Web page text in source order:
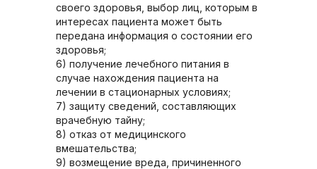
своего здоровья, выбор лиц, которым в
интересах пациента может быть
передана информация о состоянии его
здоровья;
6) получение лечебного питания в
случае нахождения пациента на
лечении в стационарных условиях;
7) защиту сведений, составляющих
врачебную тайну;
8) отказ от медицинского
вмешательства;
9) возмещение вреда, причиненного